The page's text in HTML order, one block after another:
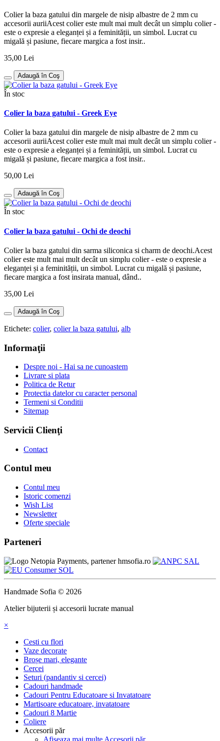
Colier la baza gatului din margele de nisip albastre de 2 mm cu
accesorii auriiAcest colier este mult mai mult decât un simplu colier -
este o expresie a eleganței și a feminității, un simbol. Lucrat cu
migală și pasiune, fiecare margica a fost insir..
35,00 Lei
Adaugă în Coş
În stoc
Colier la baza gatului - Greek Eye
Colier la baza gatului din margele de nisip albastre de 2 mm cu
accesorii auriiAcest colier este mult mai mult decât un simplu colier -
este o expresie a eleganței și a feminității, un simbol. Lucrat cu
migală și pasiune, fiecare margica a fost insir..
50,00 Lei
Adaugă în Coş
În stoc
Colier la baza gatului - Ochi de deochi
Colier la baza gatului din sarma siliconica si charm de deochi.Acest
colier este mult mai mult decât un simplu colier - este o expresie a
eleganței și a feminității, un simbol. Lucrat cu migală și pasiune,
fiecare margica a fost insirata manual, dând..
35,00 Lei
Adaugă în Coş
Etichete: colier, colier la baza gatului, alb
Informaţii
Despre noi - Hai sa ne cunoastem
Livrare si plata
Politica de Retur
Protectia datelor cu caracter personal
Termeni si Conditii
Sitemap
Servicii Clienţi
Contact
Contul meu
Contul meu
Istoric comenzi
Wish List
Newsletter
Oferte speciale
Parteneri
Handmade Sofia © 2026
Atelier bijuterii și accesorii lucrate manual
×
Cesti cu flori
Vaze decorate
Broșe mari, elegante
Cercei
Seturi (pandantiv si cercei)
Cadouri handmade
Cadouri Pentru Educatoare si Invatatoare
Martisoare educatoare, invatatoare
Cadouri 8 Martie
Coliere
Accesorii păr
Afiseaza mai multe Accesorii păr